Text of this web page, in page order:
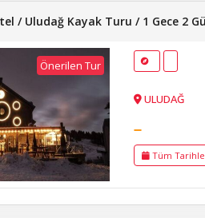
/ Uludağ Kayak Turu / 1 Gece 2
Önerilen Tur
ULUDAĞ
Tüm